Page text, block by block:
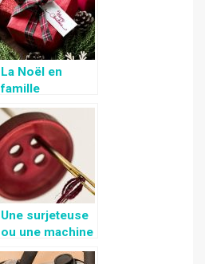
La Noël en
famille
Une surjeteuse
ou une machine
à coudre ?